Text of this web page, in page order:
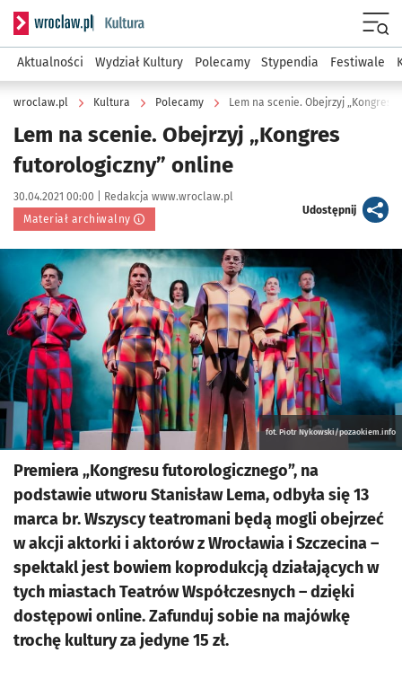
Serwis informacyjny wroclaw.pl podserwis: Kultura
Aktualności Wydział Kultury Polecamy Stypendia Festiwale
wroclaw.pl Kultura Polecamy Lem na scenie. Obejrzyj „Kongres
Lem na scenie. Obejrzyj „Kongres
futorologiczny” online
Data publikacji:
30.04.2021 00:00 | Autor:
Redakcja www.wroclaw.pl
Materiał archiwalny
Udostępnijartykuł
Kliknij, aby powiększyć
fot. Piotr Nykowski/pozaokiem.info
Premiera „Kongresu futorologicznego”, na
podstawie utworu Stanisław Lema, odbyła się 13
marca br. Wszyscy teatromani będą mogli obejrzeć
w akcji aktorki i aktorów z Wrocławia i Szczecina –
spektakl jest bowiem koprodukcją działających w
tych miastach Teatrów Współczesnych – dzięki
dostępowi online. Zafunduj sobie na majówkę
trochę kultury za jedyne 15 zł.